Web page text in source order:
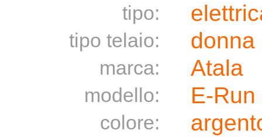
tipo:
tipo telaio: donna
marca: Atala
modello: E-Run
colore: